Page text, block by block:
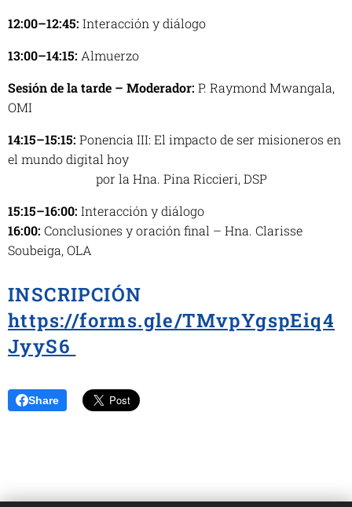
12:00–12:45: Interacción y diálogo
13:00–14:15: Almuerzo
Sesión de la tarde – Moderador: P. Raymond Mwangala,
OMI
14:15–15:15: Ponencia III: El impacto de ser misioneros en
el mundo digital hoy
por la Hna. Pina Riccieri, DSP
15:15–16:00: Interacción y diálogo
16:00: Conclusiones y oración final – Hna. Clarisse
Soubeiga, OLA
INSCRIPCIÓN
https://forms.gle/TMvpYgspEiq4
JyyS6
Share